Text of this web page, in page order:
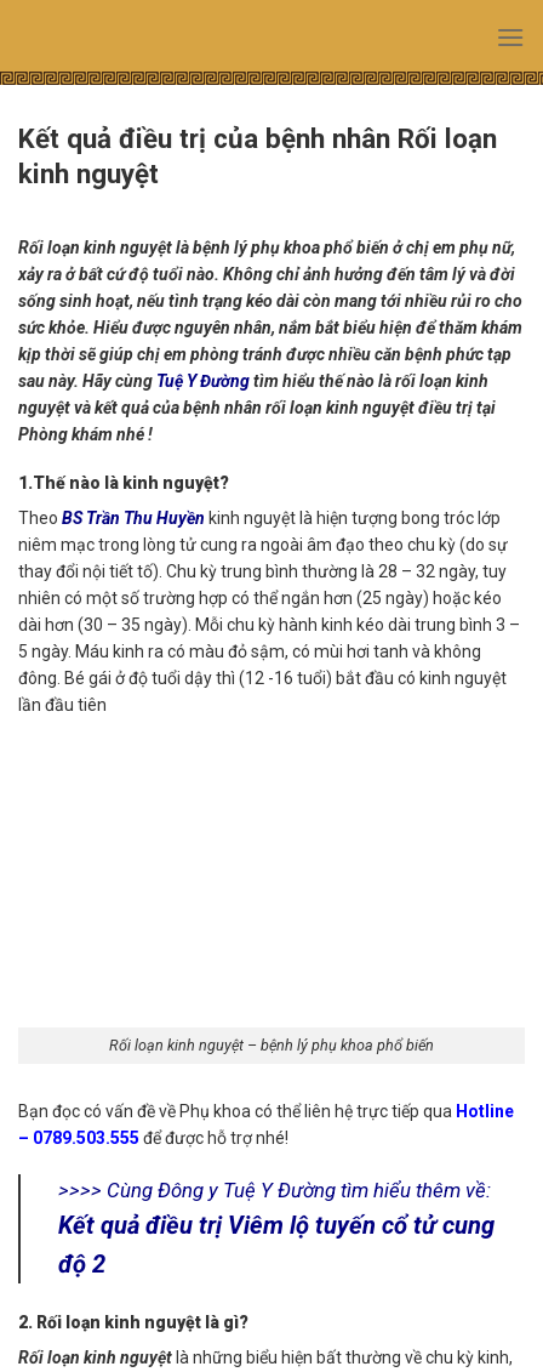
content
Kết quả điều trị của bệnh nhân Rối loạn
kinh nguyệt
Rối loạn kinh nguyệt là bệnh lý phụ khoa phổ biến ở chị em phụ nữ,
xảy ra ở bất cứ độ tuổi nào. Không chỉ ảnh hưởng đến tâm lý và đời
sống sinh hoạt, nếu tình trạng kéo dài còn mang tới nhiều rủi ro cho
sức khỏe. Hiểu được nguyên nhân, nắm bắt biểu hiện để thăm khám
kịp thời sẽ giúp chị em phòng tránh được nhiều căn bệnh phức tạp
sau này. Hãy cùng Tuệ Y Đườngtìm hiểu thế nào là rối loạn kinh
nguyệt và kết quả của bệnh nhân rối loạn kinh nguyệt điều trị tại
Phòng khám nhé !
1.Thế nào là kinh nguyệt?
Theo BS Trần Thu Huyền kinh nguyệt là hiện tượng bong tróc lớp
niêm mạc trong lòng tử cung ra ngoài âm đạo theo chu kỳ (do sự
thay đổi nội tiết tố). Chu kỳ trung bình thường là 28 – 32 ngày, tuy
nhiên có một số trường hợp có thể ngắn hơn (25 ngày) hoặc kéo
dài hơn (30 – 35 ngày). Mỗi chu kỳ hành kinh kéo dài trung bình 3 –
5 ngày. Máu kinh ra có màu đỏ sậm, có mùi hơi tanh và không
đông. Bé gái ở độ tuổi dậy thì (12 -16 tuổi) bắt đầu có kinh nguyệt
lần đầu tiên
Rối loạn kinh nguyệt – bệnh lý phụ khoa phổ biến
Bạn đọc có vấn đề về Phụ khoa có thể liên hệ trực tiếp qua Hotline
– 0789.503.555 để được hỗ trợ nhé!
>>>> Cùng Đông y Tuệ Y Đường tìm hiểu thêm về:
Kết quả điều trị Viêm lộ tuyến cổ tử cung
độ 2
2. Rối loạn kinh nguyệt là gì?
Rối loạn kinh nguyệt là những biểu hiện bất thường về chu kỳ kinh,